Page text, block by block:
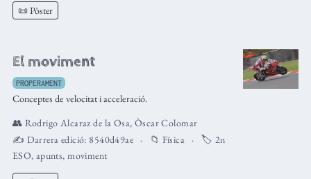
📜 Pòster
El moviment
PROPERAMENT
Conceptes de velocitat i acceleració.
👥 Rodrigo Alcaraz de la Osa, Òscar Colomar
✍️ Darrera edició: 8540d49ae 📁 Física 🏷️ 2n
ESO, apunts,moviment